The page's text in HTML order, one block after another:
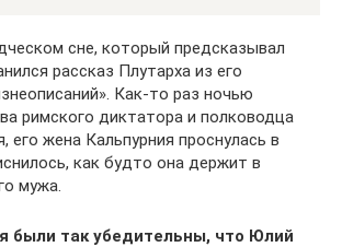
сне, который предсказывал
рассказ Плутарха из его
Как-то раз ночью
римского диктатора и полководца
его жена Кальпурния проснулась в
как будто она держит в
мужа.
были так убедительны, что Юлий